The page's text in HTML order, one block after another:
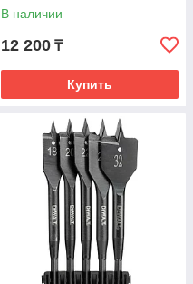
В наличии
12 200 ₸
Купить